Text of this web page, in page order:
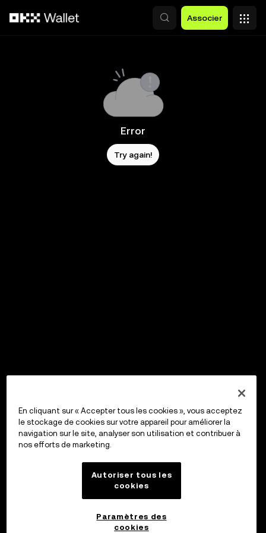
Associer
Error
Try again!
En cliquant sur « Accepter tous les cookies », vous acceptez
le stockage de cookies sur votre appareil pour améliorer la
navigation sur le site, analyser son utilisation et contribuer à
nos efforts de marketing.
Autoriser tous les
cookies
Paramètres des
cookies